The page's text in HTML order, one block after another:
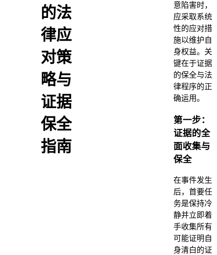
的法
律应
对策
略与
证据
保全
指南
意陷害时，
应采取系统
性的应对措
施以维护自
身权益。关
键在于证据
的保全与法
律程序的正
确运用。
第一步：
证据的全
面收集与
保全
在事件发生
后，首要任
务是保持冷
静并立即着
手收集所有
可能证明自
身清白的证